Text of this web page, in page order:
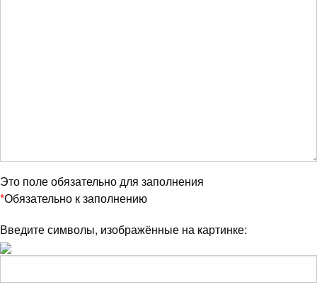
Это поле обязательно для заполнения
*Обязательно к заполнению
Введите символы, изображённые на картинке: